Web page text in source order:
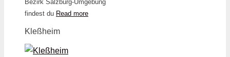
Bezirk Salzburg-Umgebung
findest du Read more
Kleßheim